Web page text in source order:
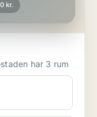
kr.
att hyra i Piteå, Öjebyn Bostaden har 3 rum